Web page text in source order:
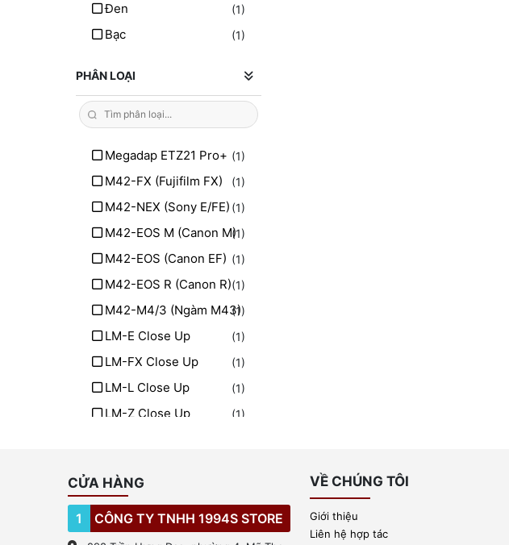
Đen (1)
Bạc (1)
PHÂN LOẠI
Megadap ETZ21 Pro+ (1)
M42-FX (Fujifilm FX) (1)
M42-NEX (Sony E/FE) (1)
M42-EOS M (Canon M)(1)
M42-EOS (Canon EF) (1)
M42-EOS R (Canon R)(1)
M42-M4/3 (Ngàm M43)
(1)
LM-E Close Up (1)
LM-FX Close Up (1)
LM-L Close Up (1)
LM-Z Close Up (1)
CỬA HÀNG
1 CÔNG TY TNHH 1994S STORE
VỀ CHÚNG TÔI
Giới thiệu
Liên hệ hợp tác